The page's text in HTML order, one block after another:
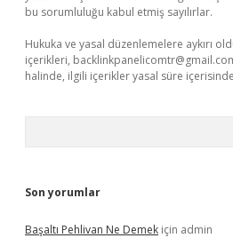
bu sorumluluğu kabul etmiş sayılırlar.
Hukuka ve yasal düzenlemelere aykırı
içerikleri,
halinde, ilgili içerikler yasal süre
Son yorumlar
Başaltı Pehlivan Ne Demek için admin